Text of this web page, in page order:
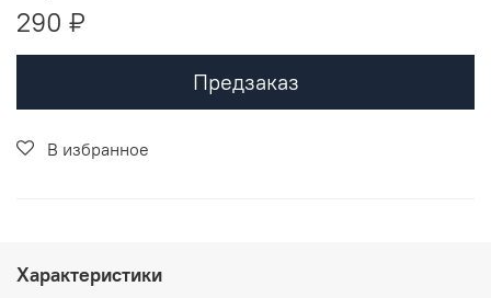
290 ₽
Предзаказ
В избранное
Характеристики